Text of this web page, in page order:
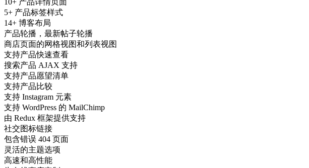
10+ 产品详情页面
5+ 产品标签样式
14+ 博客布局
产品轮播，最新帖子轮播
商店页面的网格视图和列表视图
支持产品快速查看
搜索产品 AJAX 支持
支持产品愿望清单
支持产品比较
支持 Instagram 元素
支持 WordPress 的 MailChimp
由 Redux 框架提供支持
社交图标链接
包含错误 404 页面
灵活的主题选项
高速和高性能